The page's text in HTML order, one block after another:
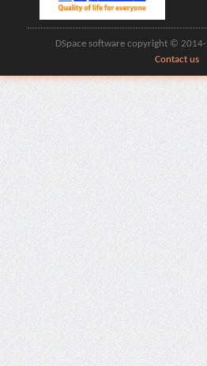
DSpace software copyright ©
Contact us